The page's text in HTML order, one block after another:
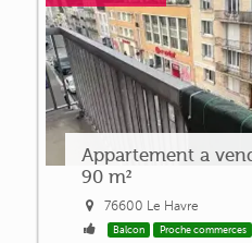
Appartement a
90 m²
76600 Le Havre
Balcon Proche commerces